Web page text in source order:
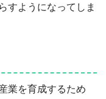
すようになってしま
業を育成するため